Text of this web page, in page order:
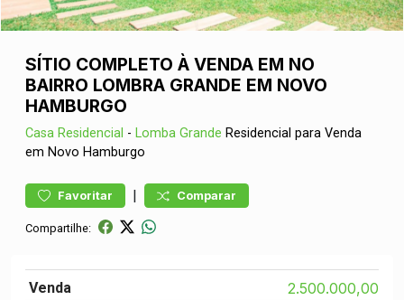
SÍTIO COMPLETO À VENDA EM NO
BAIRRO LOMBRA GRANDE EM NOVO
HAMBURGO
Casa Residencial - Lomba Grande Residencial para Venda
em Novo Hamburgo
Favoritar | Comparar
Compartilhe:
Venda 2.500.000,00